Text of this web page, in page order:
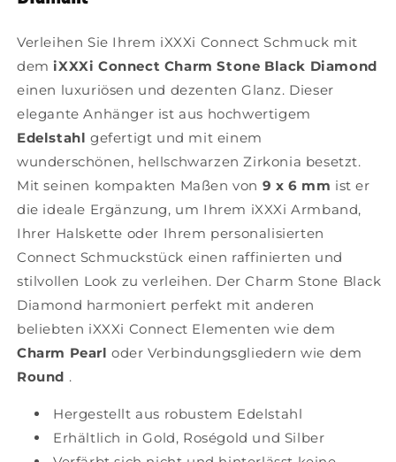
Verleihen Sie Ihrem iXXXi Connect Schmuck mit
demiXXXi Connect Charm Stone Black Diamond
einen luxuriösen und dezenten Glanz. Dieser
elegante Anhänger ist aus hochwertigem
Edelstahl gefertigt und mit einem
wunderschönen, hellschwarzen Zirkonia besetzt.
Mit seinen kompakten Maßen von 9 x 6 mm ist er
die ideale Ergänzung, um Ihrem iXXXi Armband,
Ihrer Halskette oder Ihrem personalisierten
Connect Schmuckstück einen raffinierten und
stilvollen Look zu verleihen. Der Charm Stone Black
Diamond harmoniert perfekt mit anderen
beliebten iXXXi Connect Elementen wie dem
Charm Pearl oder Verbindungsgliedern wie dem
Round .
Hergestellt aus robustem Edelstahl
Erhältlich in Gold, Roségold und Silber